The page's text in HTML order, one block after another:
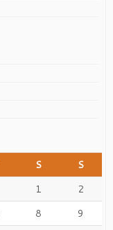
S
S
1
2
8
9